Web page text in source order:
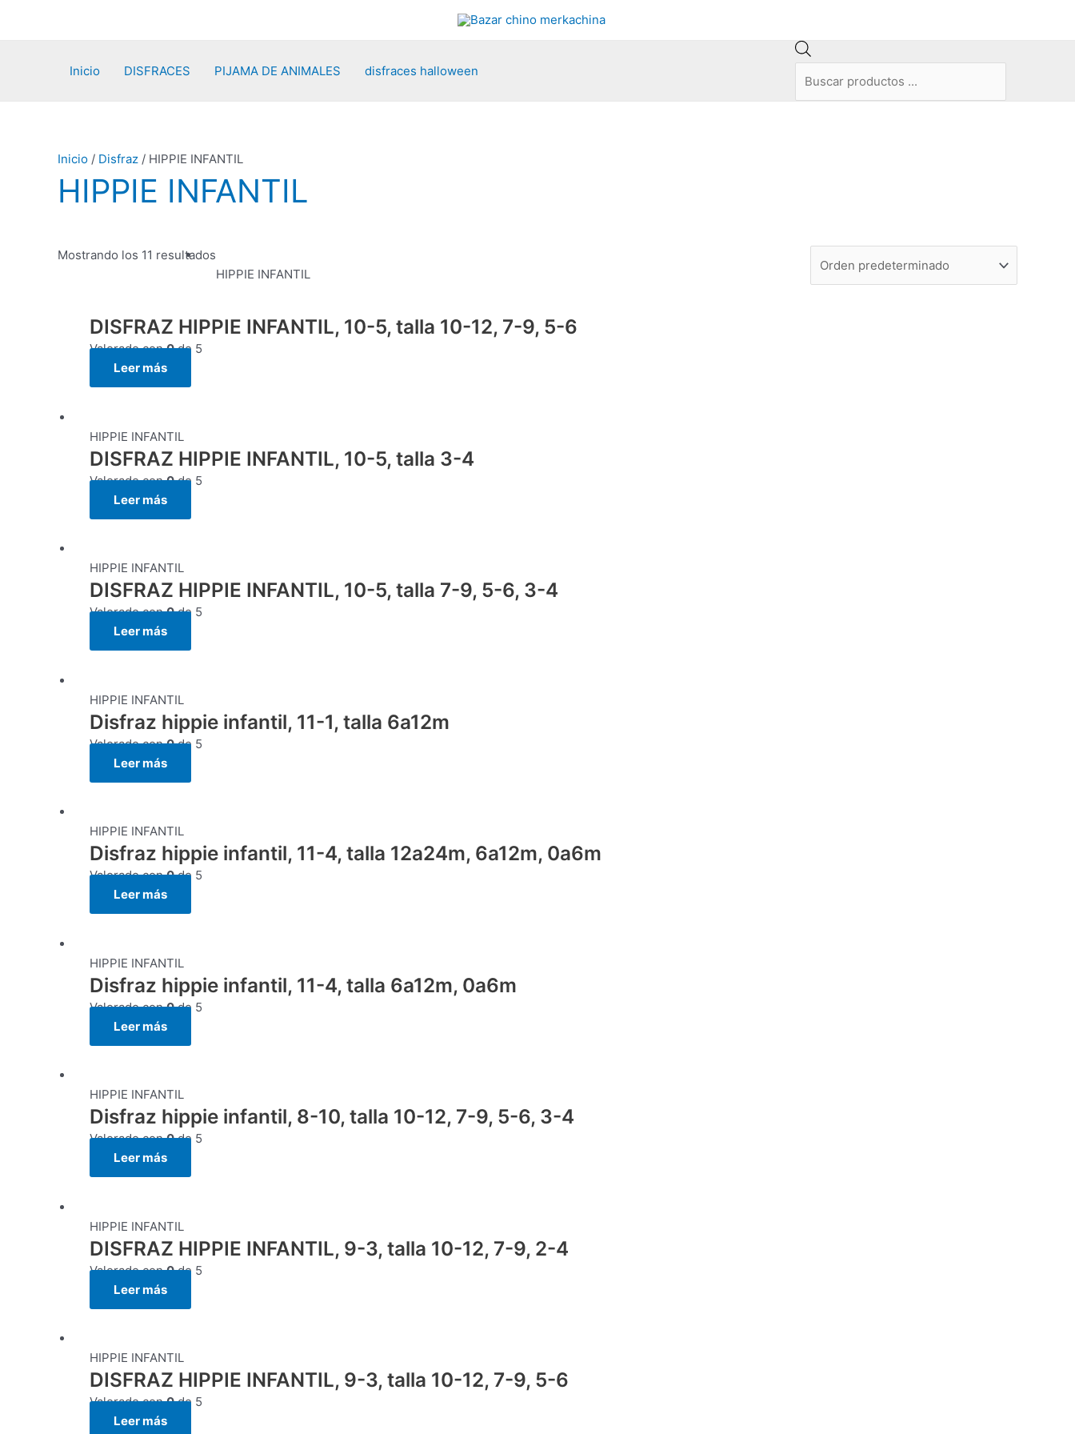
Inicio
DISFRACES PIJAMA DE ANIMALES disfraces halloween
de
productos
Inicio / Disfraz / HIPPIE INFANTIL
HIPPIE INFANTIL
Mostrando los 11 resultados
HIPPIE INFANTIL
DISFRAZ HIPPIE INFANTIL, 10-5, talla 10-12, 7-9, 5-6
Valorado con0de 5
Leer más
HIPPIE INFANTIL
DISFRAZ HIPPIE INFANTIL, 10-5, talla 3-4
Valorado con0de 5
Leer más
HIPPIE INFANTIL
DISFRAZ HIPPIE INFANTIL, 10-5, talla 7-9, 5-6, 3-4
Valorado con0de 5
Leer más
HIPPIE INFANTIL
Disfraz hippie infantil, 11-1, talla 6a12m
Valorado con0de 5
Leer más
HIPPIE INFANTIL
Disfraz hippie infantil, 11-4, talla 12a24m, 6a12m, 0a6m
Valorado con0de 5
Leer más
HIPPIE INFANTIL
Disfraz hippie infantil, 11-4, talla 6a12m, 0a6m
Valorado con0de 5
Leer más
HIPPIE INFANTIL
Disfraz hippie infantil, 8-10, talla 10-12, 7-9, 5-6, 3-4
Valorado con0de 5
Leer más
HIPPIE INFANTIL
DISFRAZ HIPPIE INFANTIL, 9-3, talla 10-12, 7-9, 2-4
Valorado con0de 5
Leer más
HIPPIE INFANTIL
DISFRAZ HIPPIE INFANTIL, 9-3, talla 10-12, 7-9, 5-6
Valorado con0de 5
Leer más